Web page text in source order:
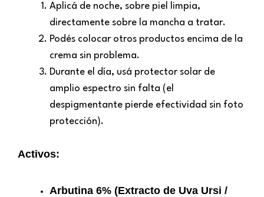
Aplicá de noche, sobre piel limpia,
directamente sobre la mancha a tratar.
Podés colocar otros productos encima de la
crema sin problema.
Durante el día, usá protector solar de
amplio espectro sin falta (el
despigmentante pierde efectividad sin foto
protección).
Activos:
Arbutina 6% (Extracto de Uva Ursi /